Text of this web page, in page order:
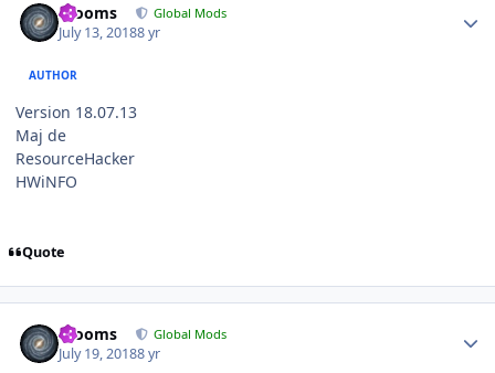
mooms Global Mods
July 13, 20188 yr
AUTHOR
Version 18.07.13
Maj de
ResourceHacker
HWiNFO
Quote
mooms Global Mods
July 19, 20188 yr